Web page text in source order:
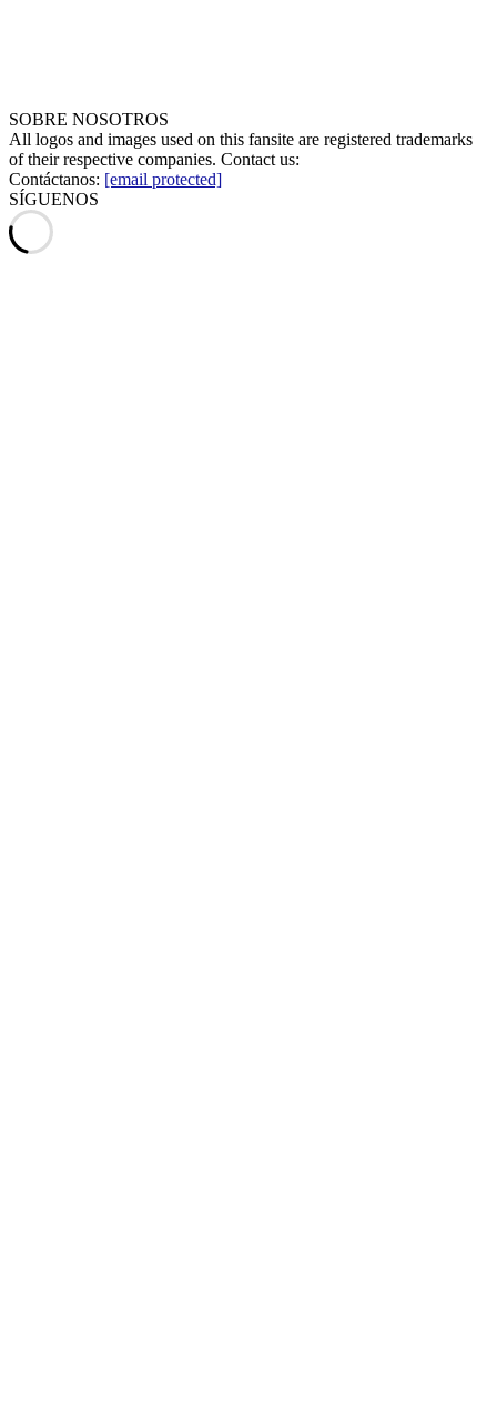
SOBRE NOSOTROS
All logos and images used on this fansite are registered trademarks
of their respective companies. Contact us:
Contáctanos: [email protected]
SÍGUENOS